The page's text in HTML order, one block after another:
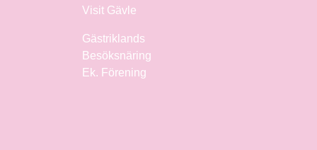
Visit Gävle
Gästriklands
Besöksnäring
Ek. Förening